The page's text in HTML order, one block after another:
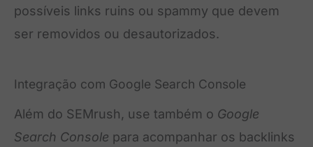
possíveis links ruins ou spammy que devem
ser removidos ou desautorizados.
Integração com Google Search Console
Além do SEMrush, use também o Google
Search Console para acompanhar os backlinks